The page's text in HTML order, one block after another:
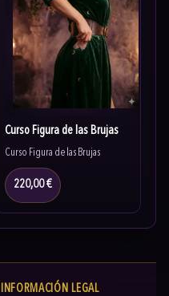
Curso Figura de las Brujas
Curso Figura de las Brujas
220,00 €
INFORMACIÓN LEGAL